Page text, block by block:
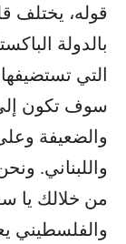
قوله، يختلف
بالدولة
التي
سوف تكون
والضعيفة
واللبناني.
من خلالك يا
والفلسطيني